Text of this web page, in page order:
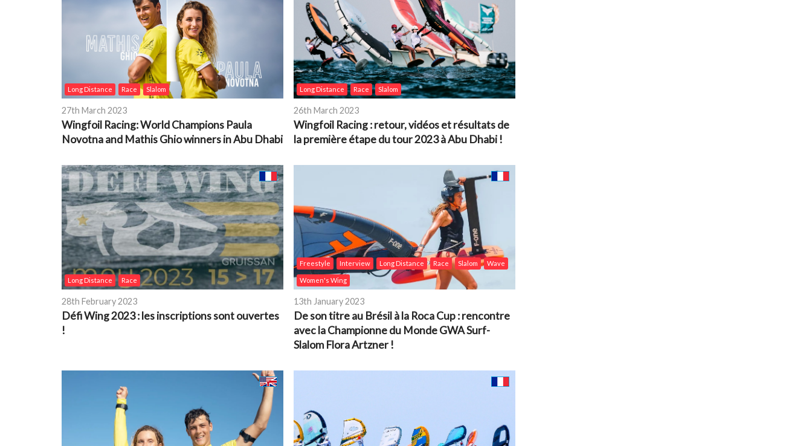
Long Distance Race Slalom
27th March 2023
Wingfoil Racing: World Champions Paula
Novotna and Mathis Ghio winners in Abu Dhabi
Long Distance Race Slalom
26th March 2023
Wingfoil Racing : retour, vidéos et résultats de
la première étape du tour 2023 à Abu Dhabi !
Long Distance Race
28th February 2023
Défi Wing 2023 : les inscriptions sont ouvertes
!
Freestyle Interview Long Distance Race Slalom Wave
Women's Wing
13th January 2023
De son titre au Brésil à la Roca Cup : rencontre
avec la Championne du Monde GWA Surf-
Slalom Flora Artzner !